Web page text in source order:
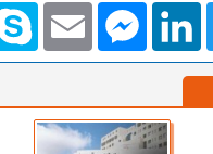
Skype EmailMessengerLinkedIn